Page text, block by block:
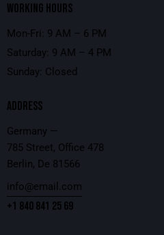
WORKING HOURS
Mon-Fri: 9 AM – 6 PM
Saturday: 9 AM – 4 PM
Sunday: Closed
ADDRESS
Germany —
785 Street, Office 478
Berlin, De 81566
info@email.com
+1 840 841 25 69